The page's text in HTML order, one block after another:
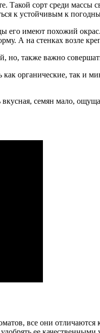
Такой сорт среди
к устойчивым к
его имеют похожий
А на стенках возле
но, также важно
органические, так и
семян мало,
все они